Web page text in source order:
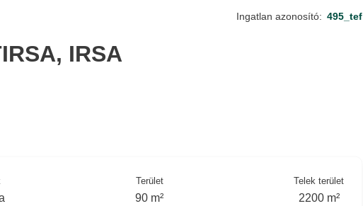
Ingatlan azonosító: 495_tef
IRSA
Terület
90 m²
Telek terület
2200 m²